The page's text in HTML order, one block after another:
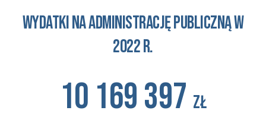
wydatki na administrację publiczną w
2022 r.
10 169 397 zł